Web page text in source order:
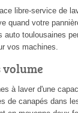
libre-service de
quand votre
auto toulousaines
vos machines.
volume
à laver d'une
de canapés dans